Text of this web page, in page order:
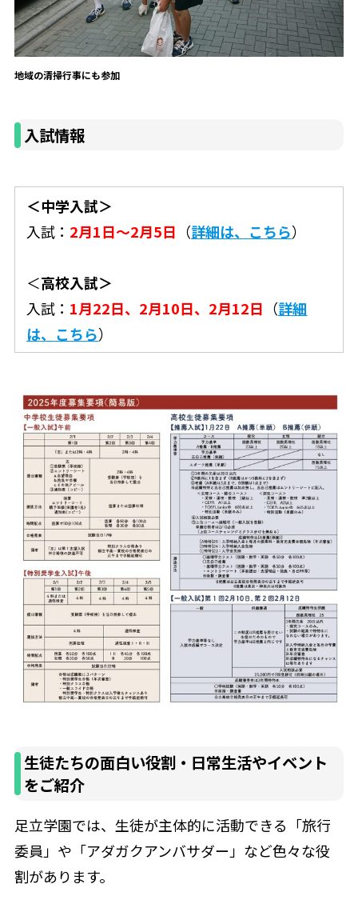
地域の清掃行事にも参加
入試情報
＜中学入試＞
入試： 2月1日～2月5日 （詳細は、こちら）
＜高校入試＞
入試： 1月22日、2月10日、2月12日 （詳細
は、こちら）
生徒たちの面白い役割・日常生活やイベント
をご紹介
足立学園では、生徒が主体的に活動できる「旅行
委員」や「アダガクアンバサダー」など色々な役
割があります。